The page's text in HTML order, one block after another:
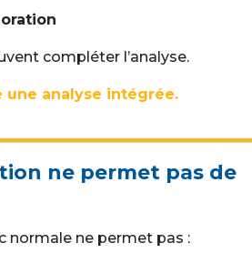
compléter l’analyse.
analyse intégrée.
ne permet pas de
normale ne permet pas :